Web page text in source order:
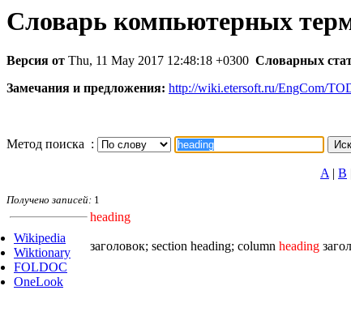
Словарь компьютерных
Версия от Thu, 11 May 2017 12:48:18 +0300 Словарных
Замечания и предложения: http://wiki.etersoft.ru/EngCom/
Метод поиска :
A| B
Получено записей: 1
Wikipedia
Wiktionary
FOLDOC
OneLook
heading
заголовок; section heading; column heading